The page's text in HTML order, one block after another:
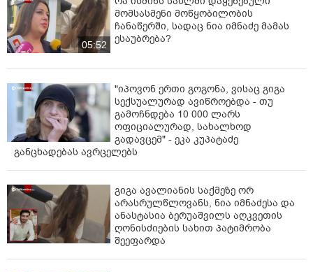
ქურდობებს ახორციელებდნენ, და ესპანური შტოსგან,
რომლებიც მოპარული ნივთების რეალიზაციას
სხვადასხვა ქალაქში ახდენდნენ.
ორი ქვეყნის სამართალდამცველებმა, სპეცოპერაცია
ერთდროულად მადრიდში, ვალენსიაში,
გუადალახარასა და ალიკანტეში, ჯამში 9 სხვადასხვა
ლოკაციაზე ჩაატარეს.
გამოძიება ესპანეთის სისხლის სამართლის კოდექსის
510-ე, 301-ე და 570-ე მუხლებით მიმდინარეობს.
დანაშაული 8 წლამდე ვადით თავისუფლების
აღკვეთას ითვალისწინებს“, - ნათქვამია
ინფორმაციაში.
05:52
მომსასმენი მოწყობილობის
ჩანაწერში, სადაც ნია იმნაძე მამას
ესაუბრება?
"იპოვონ ერთი გოგონა, ვისაც გიგა
სექსუალურად ავიწროებდა - თუ
გამოჩნდება 10 000 ლარს
ოფიციალურად, სახალხოდ
გადავცემ" - ეკა კუპატაძე
განცხადებას ავრცელებს
გიგა ავალიანის საქმეზე ორ
არასრულწლოვანს, ნია იმნაძესა და
ანასტასია ბერუაშვილს აღკვეთის
ღონისძიების სახით პატიმრობა
შეეფარდა